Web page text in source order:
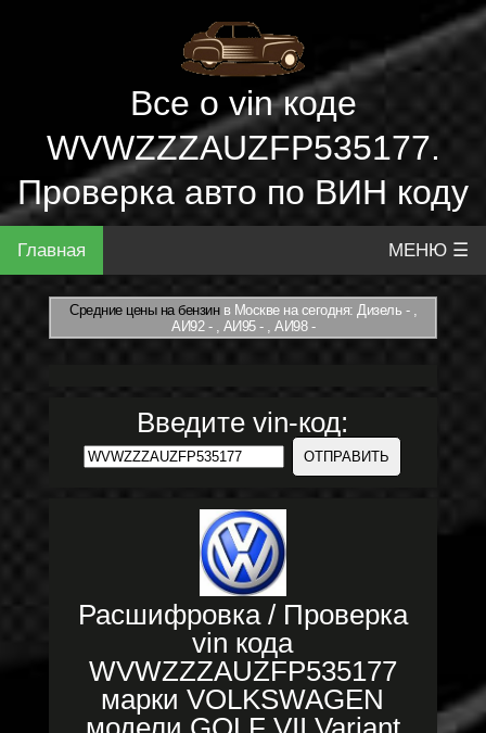
Все о vin коде
WVWZZZAUZFP535177.
Проверка авто по ВИН коду
Главная МЕНЮ ☰
Средние цены на бензинв Москве на сегодня: Дизель - ,
АИ92 - , АИ95 - , АИ98 -
Введите vin-код:
Расшифровка / Проверка
vin кода
WVWZZZAUZFP535177
марки VOLKSWAGEN